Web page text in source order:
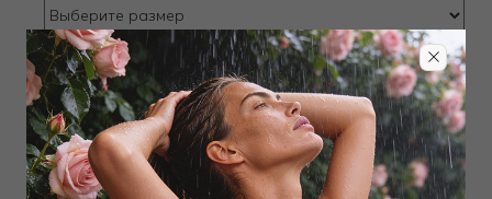
Определить размер
Наличие в магазинах
Добавитьв корзину